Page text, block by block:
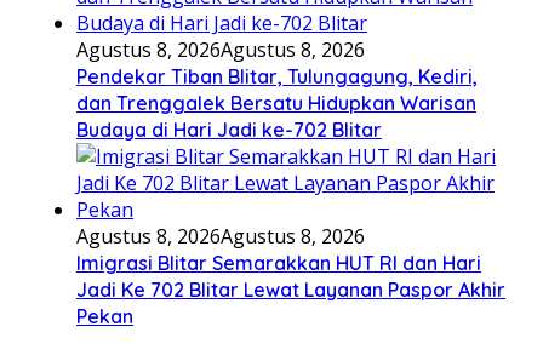
Agustus 8, 2026Agustus 8, 2026
Pendekar Tiban Blitar, Tulungagung, Kediri,
dan Trenggalek Bersatu Hidupkan Warisan
Budaya di Hari Jadi ke-702 Blitar
Agustus 8, 2026Agustus 8, 2026
Imigrasi Blitar Semarakkan HUT RI dan Hari
Jadi Ke 702 Blitar Lewat Layanan Paspor Akhir
Pekan